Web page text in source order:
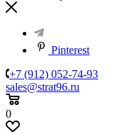
Pinterest
+7 (912) 052-74-93
sales@strat96.ru
0